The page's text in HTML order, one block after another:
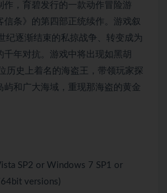
作，育碧发行的一款动作冒险游
信条》的第四部正统续作。游戏叙
纪逐渐结束的私掠战争、转变成为
千年对抗。游戏中将出现如黑胡
历史上着名的海盗王，带领玩家探
屿和广大海域，重现那海盗的黄金
SP2 or Windows 7 SP1 or
versions)